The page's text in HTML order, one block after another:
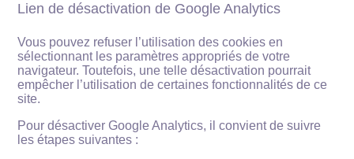
Lien de désactivation de Google Analytics
Vous pouvez refuser l’utilisation des cookies en
sélectionnant les paramètres appropriés de votre
navigateur. Toutefois, une telle désactivation pourrait
empêcher l’utilisation de certaines fonctionnalités de ce
site.
Pour désactiver Google Analytics, il convient de suivre
les étapes suivantes :